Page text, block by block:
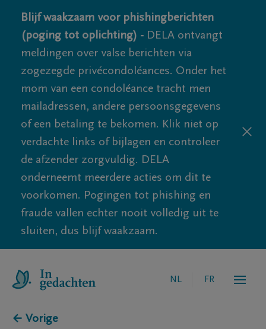
Blijf waakzaam voor phishingberichten
(poging tot oplichting) - DELA ontvangt
meldingen over valse berichten via
zogezegde privécondoléances. Onder het
mom van een condoléance tracht men
mailadressen, andere persoonsgegevens
of een betaling te bekomen. Klik niet op
verdachte links of bijlagen en controleer
de afzender zorgvuldig. DELA
onderneemt meerdere acties om dit te
voorkomen. Pogingen tot phishing en
fraude vallen echter nooit volledig uit te
sluiten, dus blijf waakzaam.
NL FR
← Vorige